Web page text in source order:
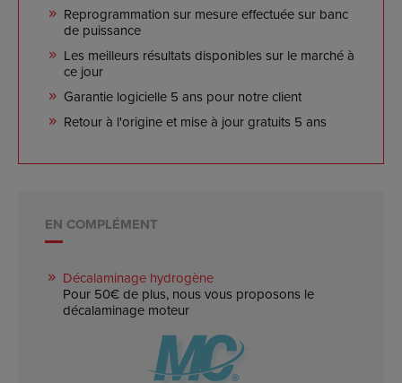
Reprogrammation sur mesure effectuée sur banc
de puissance
Les meilleurs résultats disponibles sur le marché à
ce jour
Garantie logicielle 5 ans pour notre client
Retour à l'origine et mise à jour gratuits 5 ans
EN COMPLÉMENT
Décalaminage hydrogène
Pour 50€ de plus, nous vous proposons le
décalaminage moteur